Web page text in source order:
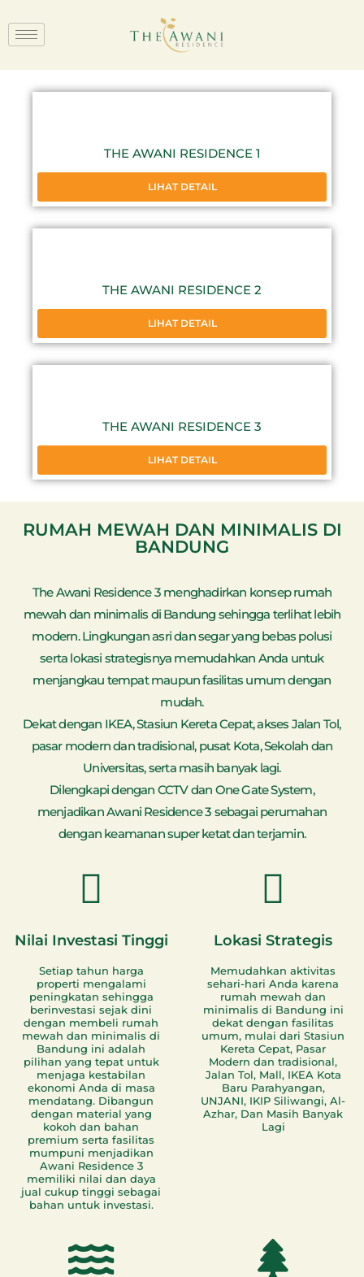
THE AWANI RESIDENCE 1
LIHAT DETAIL
THE AWANI RESIDENCE 2
LIHAT DETAIL
THE AWANI RESIDENCE 3
LIHAT DETAIL
RUMAH MEWAH DAN MINIMALIS DI
BANDUNG
The Awani Residence 3 menghadirkan konsep rumah
mewah dan minimalis di Bandung sehingga terlihat lebih
modern. Lingkungan asri dan segar yang bebas polusi
serta lokasi strategisnya memudahkan Anda untuk
menjangkau tempat maupun fasilitas umum dengan
mudah.
Dekat dengan IKEA, Stasiun Kereta Cepat, akses Jalan Tol,
pasar modern dan tradisional, pusat Kota, Sekolah dan
Universitas, serta masih banyak lagi.
Dilengkapi dengan CCTV dan One Gate System,
menjadikan Awani Residence 3 sebagai perumahan
dengan keamanan super ketat dan terjamin.
Nilai Investasi Tinggi
Setiap tahun harga
properti mengalami
peningkatan sehingga
berinvestasi sejak dini
dengan membeli rumah
mewah dan minimalis di
Bandung ini adalah
pilihan yang tepat untuk
menjaga kestabilan
ekonomi Anda di masa
mendatang. Dibangun
dengan material yang
kokoh dan bahan
premium serta fasilitas
mumpuni menjadikan
Awani Residence 3
memiliki nilai dan daya
jual cukup tinggi sebagai
bahan untuk investasi.
Lokasi Strategis
Memudahkan aktivitas
sehari-hari Anda karena
rumah mewah dan
minimalis di Bandung ini
dekat dengan fasilitas
umum, mulai dari Stasiun
Kereta Cepat, Pasar
Modern dan tradisional,
Jalan Tol, Mall, IKEA Kota
Baru Parahyangan,
UNJANI, IKIP Siliwangi, Al-
Azhar, Dan Masih Banyak
Lagi